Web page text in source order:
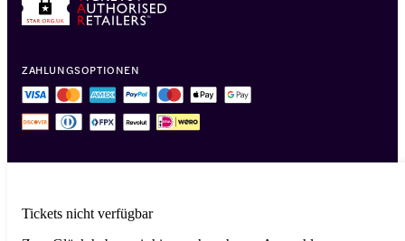
ZAHLUNGSOPTIONEN
Tickets nicht verfügbar